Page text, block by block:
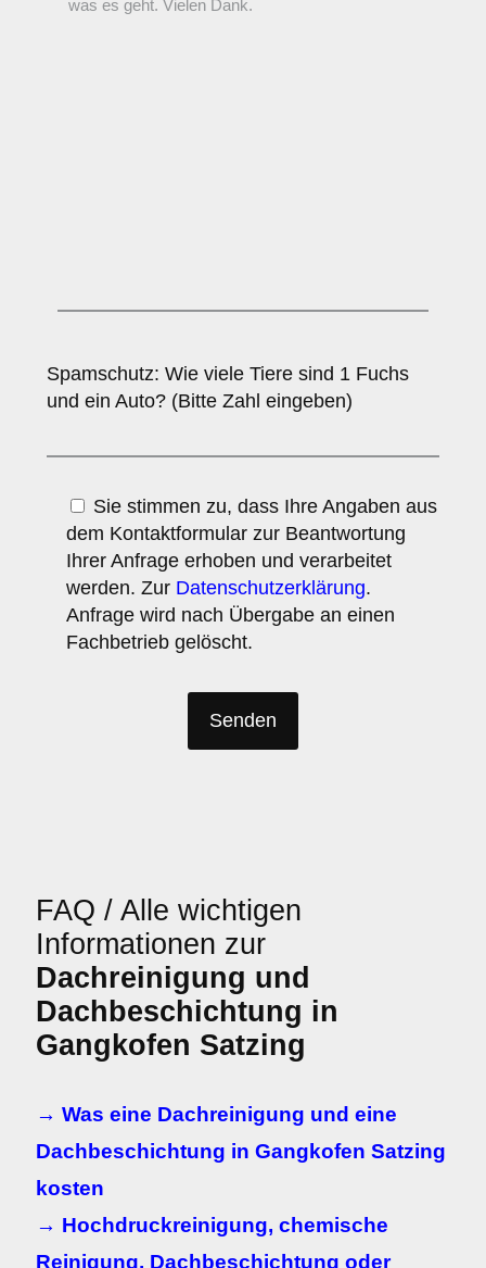
Spamschutz: Wie viele Tiere sind 1 Fuchs
und ein Auto? (Bitte Zahl eingeben)
Sie stimmen zu, dass Ihre Angaben aus
dem Kontaktformular zur Beantwortung
Ihrer Anfrage erhoben und verarbeitet
werden. Zur Datenschutzerklärung.
Anfrage wird nach Übergabe an einen
Fachbetrieb gelöscht.
FAQ / Alle wichtigen
Informationen zur
Dachreinigung und
Dachbeschichtung in
Gangkofen Satzing
→ Was eine Dachreinigung und eine
Dachbeschichtung in Gangkofen Satzing
kosten
→ Hochdruckreinigung, chemische
Reinigung, Dachbeschichtung oder